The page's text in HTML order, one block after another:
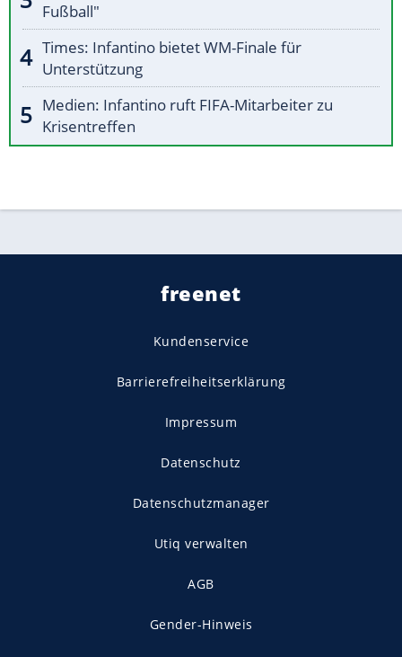
Fußball"
Times: Infantino bietet WM-Finale für
Unterstützung
Medien: Infantino ruft FIFA-Mitarbeiter zu
Krisentreffen
freenet
Kundenservice
Barrierefreiheitserklärung
Impressum
Datenschutz
Datenschutzmanager
Utiq verwalten
AGB
Gender-Hinweis